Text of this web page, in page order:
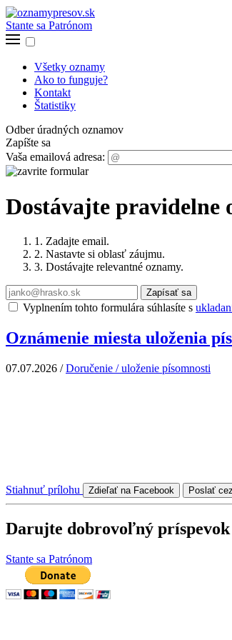
Stante sa Patrónom
Všetky oznamy
Ako to funguje?
Kontakt
Štatistiky
Odber úradných oznamov
Zapíšte sa
Vaša emailová adresa:
Dostávajte pravidelne
1. Zadajte email.
2. Nastavte si oblasť záujmu.
3. Dostávajte relevantné oznamy.
Zapísať sa
Vyplnením tohto formulára súhlasíte s
Oznámenie miesta uloženia
07.07.2026 /Doručenie / uloženie písomnosti
Stiahnuť prílohu Zdieľať na Facebook Poslať
Darujte dobrovoľný
Stante sa Patrónom